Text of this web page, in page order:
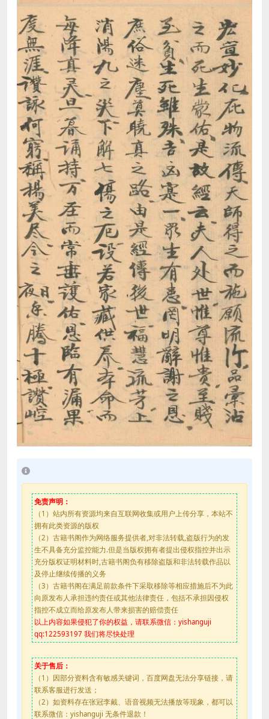
免责声明：
（1）站内所有资源均来自互联网收集或用户上传分享，本站不
拥有此类资源的版权
（2）古籍书阁作为网络服务提供者,对非法转载,盗版行为的发
生不具备充分监控能力.但是当版权拥有者提出侵权指控并出示
充分版权证明材料时,古籍书阁负有移除盗版和非法转载作品以
及停止继续传播的义务
（3）古籍书阁在满足前款条件下采取移除等相应措施后不为此
向原发布人承担违约责任或其他法律责任，包括不承担因侵权
指控不成立而给原发布人带来损害的赔偿责任
以上内容如果侵犯了你的权益，请联系微信：yishanguji
qq:122593197 我们将尽快处理
关于售后：
（1）因部分资料含有敏感关键词，百度网盘无法分享链接，请
联系客服进行发送；
（2）如资料存在张冠李戴、语音视频无法播放等现象，都可以
联系微信：yishanguji 无条件退款！